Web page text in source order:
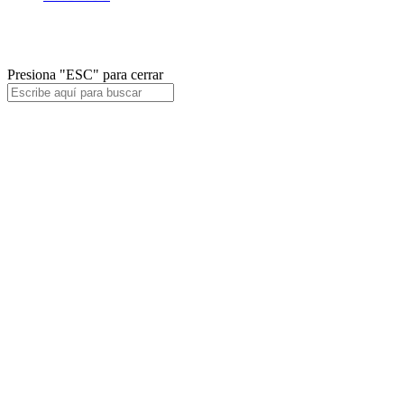
Presiona "ESC" para cerrar